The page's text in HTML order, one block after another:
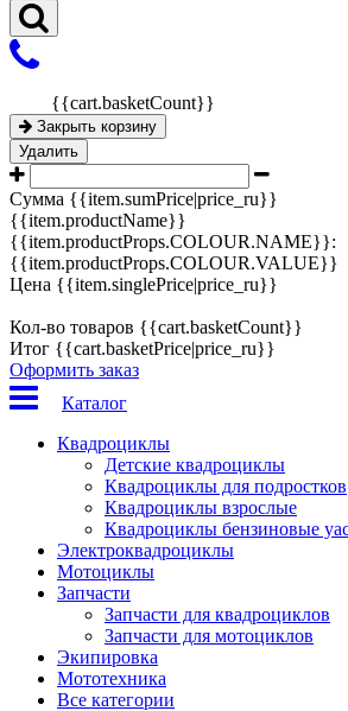
{{cart.basketCount}}
Закрыть корзину
Удалить
Сумма {{item.sumPrice|price_ru}}
{{item.productName}}
{{item.productProps.COLOUR.NAME}}:
{{item.productProps.COLOUR.VALUE}}
Цена {{item.singlePrice|price_ru}}
Кол-во товаров {{cart.basketCount}}
Итог {{cart.basketPrice|price_ru}}
Оформить заказ
Каталог
Квадроциклы
Детские квадроциклы
Квадроциклы для подростков
Квадроциклы взрослые
Квадроциклы бензиновые
Электроквадроциклы
Мотоциклы
Запчасти
Запчасти для квадроциклов
Запчасти для мотоциклов
Экипировка
Мототехника
Все категории